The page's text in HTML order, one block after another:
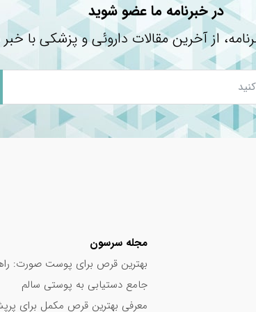
در خبرنامه ما عضو شوید
از آخرین مقالات داروئی و پزشکی با
مجله سرسون
بهترین قرص برای پوست صورت:
جامع دستیابی به پوستی سالم
معرفی بهترین قرص مکمل برای